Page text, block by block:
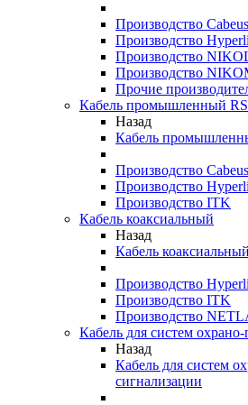
Производство Cabeus
Производство
Производство
Производство
Прочие
Кабель промышленный
Назад
Кабель
Производство Cabeus
Производство
Производство ITK
Кабель коаксиальный
Назад
Кабель коаксиальный
Производство
Производство ITK
Производство
Кабель для систем
Назад
Кабель для систем
сигнализации